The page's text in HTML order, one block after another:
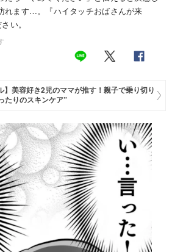
れます…。『ハイタッチおばさんが来
い。
】美容好き2児のママが推す！親子で乗り切り
たりのスキンケア”